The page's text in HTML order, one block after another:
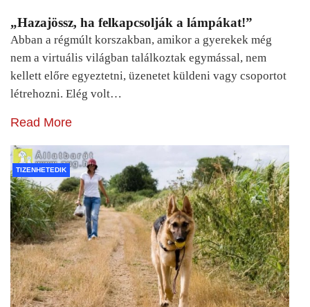
„Hazajössz, ha felkapcsolják a lámpákat!”
Abban a régmúlt korszakban, amikor a gyerekek még
nem a virtuális világban találkoztak egymással, nem
kellett előre egyeztetni, üzenetet küldeni vagy csoportot
létrehozni. Elég volt…
Read More
TIZENHETEDIK